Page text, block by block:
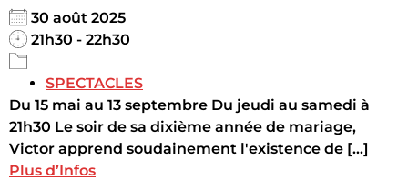
30 août 2025
21h30 - 22h30
SPECTACLES
Du 15 mai au 13 septembre Du jeudi au samedi à
21h30 Le soir de sa dixième année de mariage,
Victor apprend soudainement l'existence de [...]
Plus d’Infos